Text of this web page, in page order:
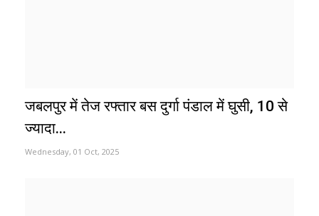
जबलपुर में तेज रफ्तार बस दुर्गा पंडाल में घुसी, 10 से
ज्यादा...
Wednesday, 01 Oct, 2025